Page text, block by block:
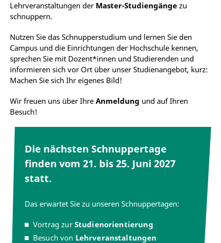
Lehrveranstaltungen der Master-Studiengänge zu
schnuppern.
Nutzen Sie das Schnupperstudium und lernen Sie den
Campus und die Einrichtungen der Hochschule kennen,
sprechen Sie mit Dozent*innen und Studierenden und
informieren sich vor Ort über unser Studienangebot, kurz:
Machen Sie sich Ihr eigenes Bild!
Wir freuen uns über Ihre Anmeldung und auf Ihren
Besuch!
Die nächsten Schnuppertage
finden vom 21. bis 25. Juni 2027
statt.
Das erwartet Sie zu unseren Schnuppertagen:
Vortrag zur Studienorientierung
Besuch von Lehrveranstaltungen